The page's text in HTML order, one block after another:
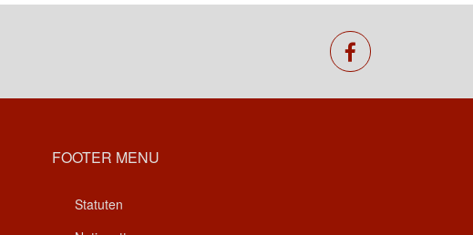
facebook
FOOTER MENU
Statuten